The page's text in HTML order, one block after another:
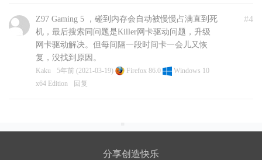
#4
Z97 Gaming 5 ，碰到内存会自动被慢慢占满直到死
机，最后搜索同问题是Killer网卡驱动问题，升级
网卡驱动解决。但每间隔一段时间卡一会儿又恢
复，没找到原因。
Kaku 5年前 (2021-03-19) Firefox 86.0
Windows 10
x64 Edition
回复
分享创造快乐